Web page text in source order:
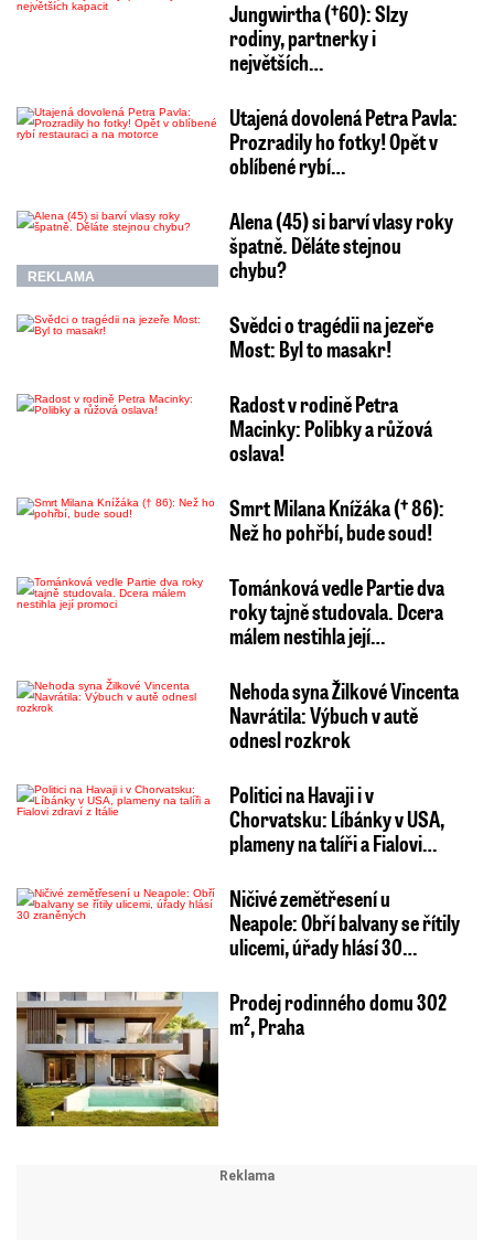
Jungwirtha (†60): Slzy
rodiny, partnerky i
největších…
Utajená dovolená Petra Pavla:
Prozradily ho fotky! Opět v
oblíbené rybí…
REKLAMA
Alena (45) si barví vlasy roky
špatně. Děláte stejnou
chybu?
Svědci o tragédii na jezeře
Most: Byl to masakr!
Radost v rodině Petra
Macinky: Polibky a růžová
oslava!
Smrt Milana Knížáka († 86):
Než ho pohřbí, bude soud!
Tománková vedle Partie dva
roky tajně studovala. Dcera
málem nestihla její…
Nehoda syna Žilkové Vincenta
Navrátila: Výbuch v autě
odnesl rozkrok
Politici na Havaji i v
Chorvatsku: Líbánky v USA,
plameny na talíři a Fialovi…
Ničivé zemětřesení u
Neapole: Obří balvany se řítily
ulicemi, úřady hlásí 30…
Prodej rodinného domu 302
m², Praha